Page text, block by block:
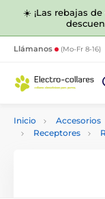
☀️ ¡Las rebajas
Llámanos (Mo-Fr 8-16)
Inicio Accesorios
Receptores